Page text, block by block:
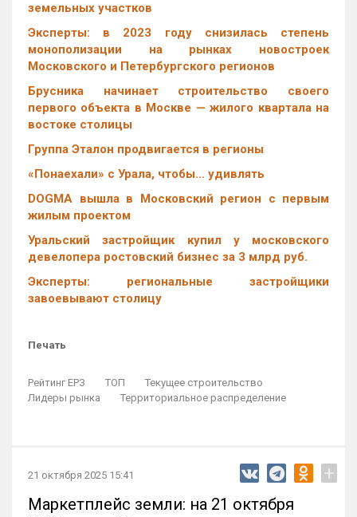
земельных участков
Эксперты: в 2023 году снизилась степень
монополизации на рынках новостроек
Московского и Петербургского регионов
Брусника начинает строительство своего
первого объекта в Москве — жилого квартала на
востоке столицы
Группа Эталон продвигается в регионы
«Понаехали» с Урала, чтобы… удивлять
DOGMA вышла в Московский регион с первым
жилым проектом
Уральский застройщик купил у московского
девелопера ростовский бизнес за 3 млрд руб.
Эксперты: региональные застройщики
завоевывают столицу
Печать
Рейтинг ЕРЗ ТОП
Текущее строительство
Лидеры рынка
Территориальное распределение
21 октября 2025 15:41 +
Маркетплейс земли: на 21 октября